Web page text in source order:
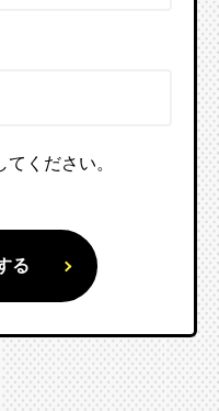
てください。